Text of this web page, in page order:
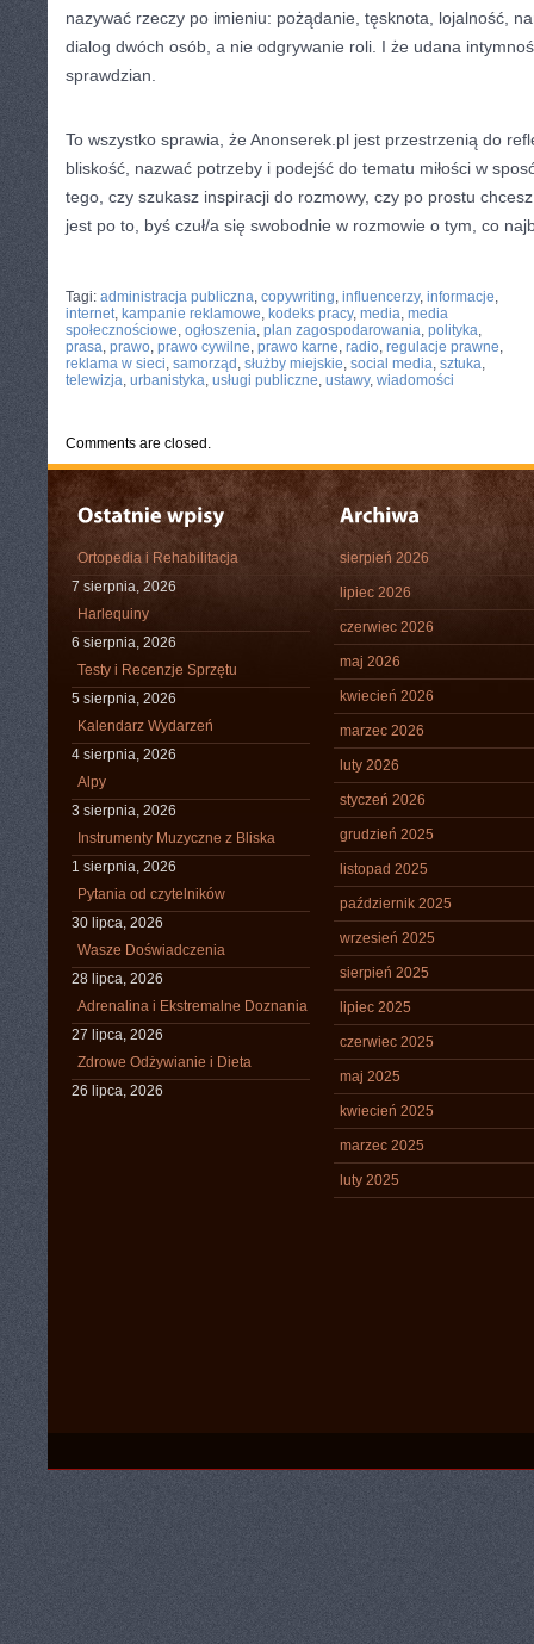
nazywać rzeczy po imieniu: pożądanie, tęsknota, lojalność,
dialog dwóch osób, a nie odgrywanie roli. I że udana
sprawdzian.
To wszystko sprawia, że Anonserek.pl jest przestrzenią do
bliskość, nazwać potrzeby i podejść do tematu miłości w
tego, czy szukasz inspiracji do rozmowy, czy po prostu
jest po to, byś czuł/a się swobodnie w rozmowie o tym, co
Tagi: administracja publiczna, copywriting, influencerzy, informacje,
internet, kampanie reklamowe, kodeks pracy, media, media
społecznościowe, ogłoszenia, plan zagospodarowania, polityka,
prasa, prawo, prawo cywilne, prawo karne, radio, regulacje prawne,
reklama w sieci, samorząd , służby miejskie, social media, sztuka,
telewizja, urbanistyka, usługi publiczne, ustawy, wiadomości
Comments are closed.
Ortopedia i Rehabilitacja
7 sierpnia, 2026
Harlequiny
6 sierpnia, 2026
Testy i Recenzje Sprzętu
5 sierpnia, 2026
Kalendarz Wydarzeń
4 sierpnia, 2026
Alpy
3 sierpnia, 2026
Instrumenty Muzyczne z Bliska
1 sierpnia, 2026
Pytania od czytelników
30 lipca, 2026
Wasze Doświadczenia
28 lipca, 2026
Adrenalina i Ekstremalne Doznania
27 lipca, 2026
Zdrowe Odżywianie i Dieta
26 lipca, 2026
sierpień 2026
lipiec 2026
czerwiec 2026
maj 2026
kwiecień 2026
marzec 2026
luty 2026
styczeń 2026
grudzień 2025
listopad 2025
październik 2025
wrzesień 2025
sierpień 2025
lipiec 2025
czerwiec 2025
maj 2025
kwiecień 2025
marzec 2025
luty 2025